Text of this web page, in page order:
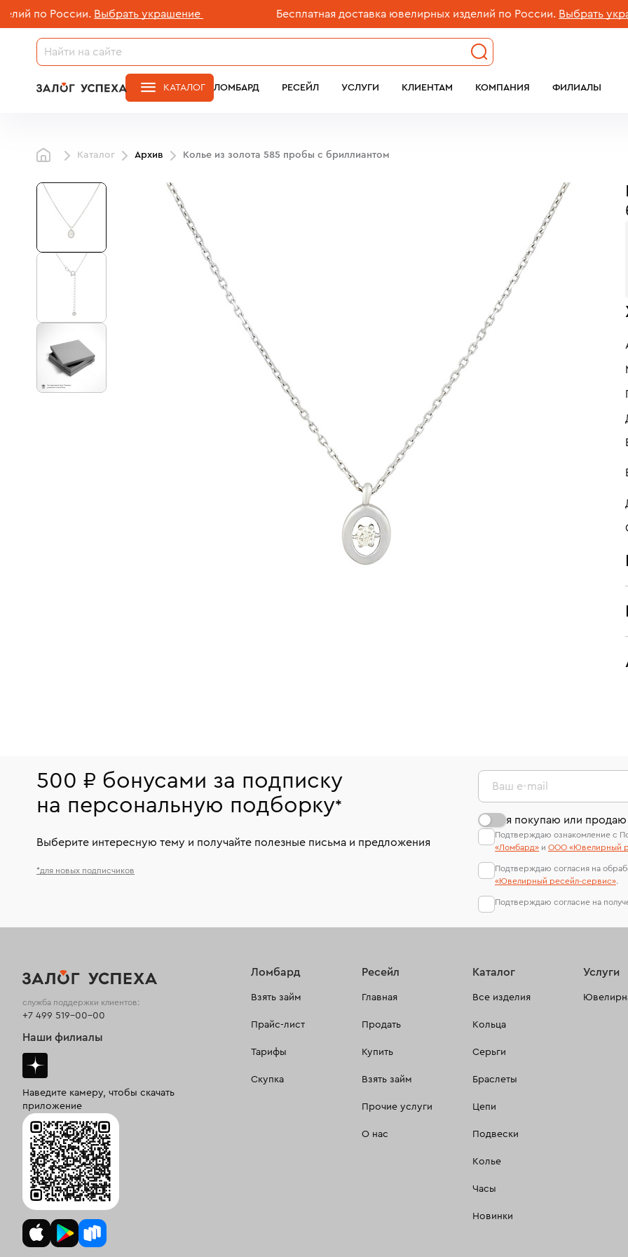
по России. Выбрать украшение Бесплатная доставка ювелирных изделий по России. Выбрать
ЛОМБАРД РЕСЕЙЛ УСЛУГИ КЛИЕНТАМ КОМПАНИЯ ФИЛИАЛЫ
КАТАЛОГ
Каталог Архив Колье из золота 585 пробы с бриллиантом
500 ₽ бонусами за подписку
на персональную подборку*
Выберите интересную тему и получайте полезные письма и предложения
*для новых подписчиков
Ваш e-mail
я покупаю или
Подтверждаю ознакомление с
«Ломбард» и ООО «Ювелирный
Подтверждаю согласия на
«Ювелирный ресейл-сервиc».
Подтверждаю согласие на
Ломбард
Взять займ
Прайс-лист
Тарифы
Скупка
Ресейл
Главная
Продать
Купить
Взять займ
Прочие услуги
О нас
Каталог
Все изделия
Кольца
Серьги
Браслеты
Цепи
Подвески
Колье
Часы
Новинки
Услуги
служба поддержки клиентов:
+7 499 519-00-00
Наши филиалы
Наведите камеру, чтобы скачать
приложение